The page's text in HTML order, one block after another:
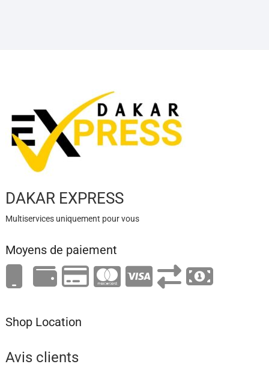
DAKAR EXPRESS
Multiservices uniquement pour vous
Moyens de paiement
Shop Location
Avis clients